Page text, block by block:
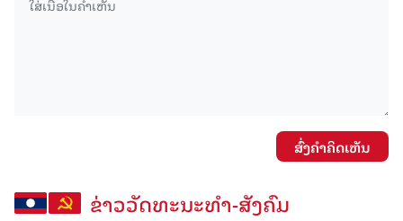
ສົ່ງຄໍາຄິດເຫັນ
ຂ່າວວັດທະນະທຳ-ສັງຄົມ